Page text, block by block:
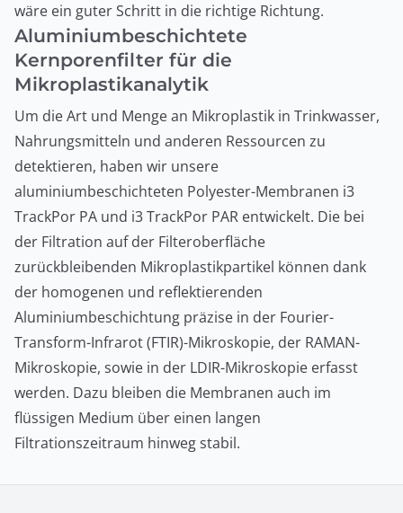
wäre ein guter Schritt in die richtige Richtung.
Aluminiumbeschichtete
Kernporenfilter für die
Mikroplastikanalytik
Um die Art und Menge an Mikroplastik in Trinkwasser,
Nahrungsmitteln und anderen Ressourcen zu
detektieren, haben wir unsere
aluminiumbeschichteten Polyester-Membranen i3
TrackPor PA und i3 TrackPor PAR entwickelt. Die bei
der Filtration auf der Filteroberfläche
zurückbleibenden Mikroplastikpartikel können dank
der homogenen und reflektierenden
Aluminiumbeschichtung präzise in der Fourier-
Transform-Infrarot (FTIR)-Mikroskopie, der RAMAN-
Mikroskopie, sowie in der LDIR-Mikroskopie erfasst
werden. Dazu bleiben die Membranen auch im
flüssigen Medium über einen langen
Filtrationszeitraum hinweg stabil.